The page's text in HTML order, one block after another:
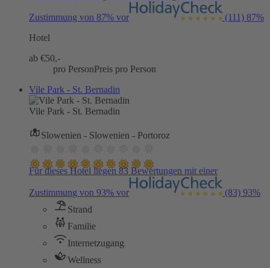
Zustimmung von 87% vor (111) 87%
Hotel
ab €50,-
pro PersonPreis pro Person
Vile Park - St. Bernadin
Vile Park - St. Bernadin
Slowenien - Slowenien - Portoroz
Für dieses Hotel liegen 83 Bewertungen mit einer
Zustimmung von 93% vor (83) 93%
Strand
Familie
Internetzugang
Wellness